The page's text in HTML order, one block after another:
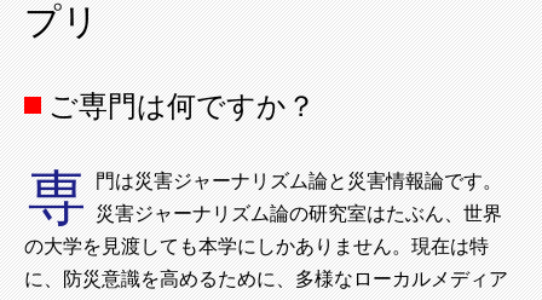
プリ
ご専門は何ですか？
専 門は災害ジャーナリズム論と災害情報論です。
災害ジャーナリズム論の研究室はたぶん、世界
の大学を見渡しても本学にしかありません。現在は特
に、防災意識を高めるために、多様なローカルメディア